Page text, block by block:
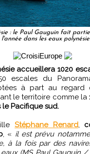
: le Paul Gauguin fait
dans les eaux
accueillera 1020
escales du
à part au
le territoire comme la
Pacifique sud.
Stéphane Renard,
, « il est prévu
à la fois par des